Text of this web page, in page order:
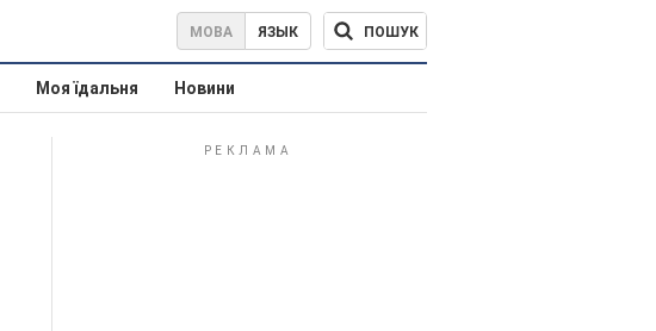
МОВА ЯЗЫК ПОШУК
Моя їдальня Новини